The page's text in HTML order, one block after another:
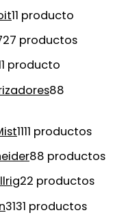
11 producto
27 productos
1 producto
88
1111 productos
88 productos
22 productos
3131 productos